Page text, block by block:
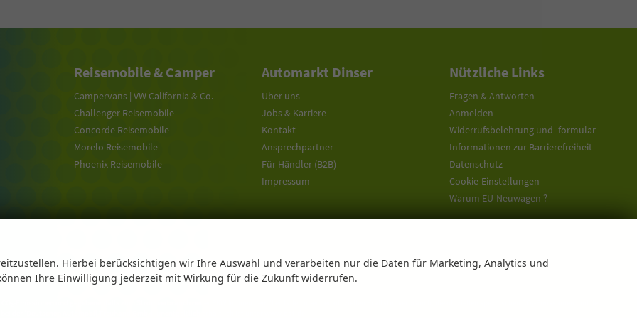
Reisemobile & Camper
Campervans | VW California & Co.
Challenger Reisemobile
Concorde Reisemobile
Morelo Reisemobile
Phoenix Reisemobile
Automarkt Dinser
Über uns
Jobs & Karriere
Kontakt
Ansprechpartner
Für Händler (B2B)
Impressum
Nützliche Links
Fragen & Antworten
Anmelden
Widerrufsbelehrung und -formular
Informationen zur Barrierefreiheit
Datenschutz
Cookie-Einstellungen
Warum EU-Neuwagen ?
der 'Deutschen Automobil Treuhand GmbH' unentgeltlich erhältlich ist unter www.dat.de.
Hierbei berücksichtigen wir Ihre Auswahl und verarbeiten nur die Daten für Marketing, Analytics und
Ihre Einwilligung jederzeit mit Wirkung für die Zukunft widerrufen.